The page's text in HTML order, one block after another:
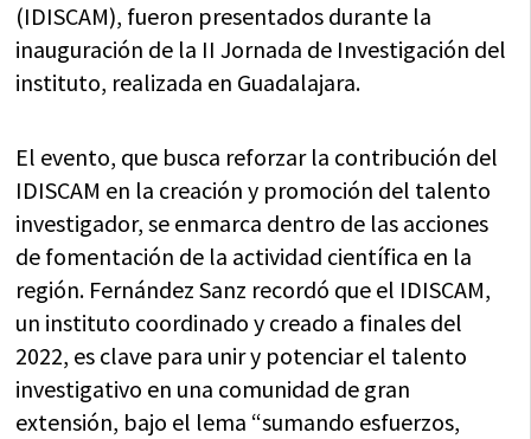
(IDISCAM), fueron presentados durante la
inauguración de la II Jornada de Investigación del
instituto, realizada en Guadalajara.
El evento, que busca reforzar la contribución del
IDISCAM en la creación y promoción del talento
investigador, se enmarca dentro de las acciones
de fomentación de la actividad científica en la
región. Fernández Sanz recordó que el IDISCAM,
un instituto coordinado y creado a finales del
2022, es clave para unir y potenciar el talento
investigativo en una comunidad de gran
extensión, bajo el lema “sumando esfuerzos,